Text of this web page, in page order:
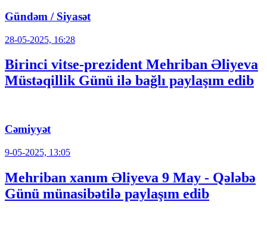
Gündəm / Siyasət
28-05-2025, 16:28
Birinci vitse-prezident Mehriban Əliyeva
Müstəqillik Günü ilə bağlı paylaşım edib
Cəmiyyət
9-05-2025, 13:05
Mehriban xanım Əliyeva 9 May - Qələbə
Günü münasibətilə paylaşım edib